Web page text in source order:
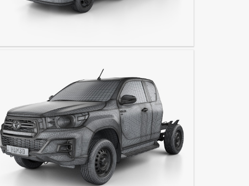
Thomas Minotour Ônibus escolar 2012